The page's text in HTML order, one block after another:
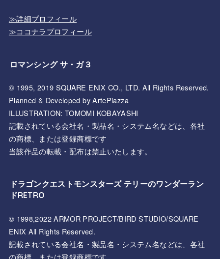
≫詳細プロフィール
≫ココナラプロフィール
ロマンシング サ・ガ３
© 1995, 2019 SQUARE ENIX CO., LTD. All Rights Reserved.
Planned & Developed by ArtePiazza
ILLUSTRATION: TOMOMI KOBAYASHI
記載されている会社名・製品名・システム名などは、各社
の商標、または登録商標です
当該作品の転載・配布は禁止いたします。
ドラゴンクエストモンスターズ テリーのワンダーラン
ドRETRO
© 1998,2022 ARMOR PROJECT/BIRD STUDIO/SQUARE
ENIX All Rights Reserved.
記載されている会社名・製品名・システム名などは、各社
の商標、または登録商標です